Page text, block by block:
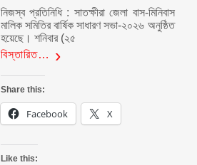
নিজস্ব প্রতিনিধি : সাতক্ষীরা জেলা বাস-মিনিবাস
মালিক সমিতির বার্ষিক সাধারণ সভা-২০২৬ অনুষ্ঠিত
হয়েছে। শনিবার (২৫
বিস্তারিত…
Share this:
Facebook X
Like this: